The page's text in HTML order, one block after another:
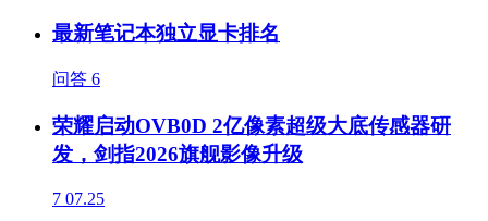
最新笔记本独立显卡排名
问答 6
荣耀启动OVB0D 2亿像素超级大底传感器研
发，剑指2026旗舰影像升级
7 07.25